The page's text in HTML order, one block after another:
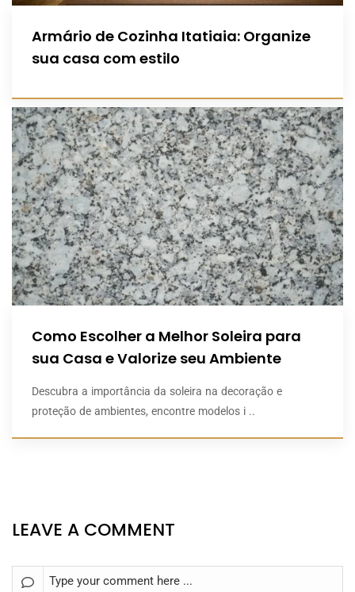
Armário de Cozinha Itatiaia: Organize
sua casa com estilo
Como Escolher a Melhor Soleira para
sua Casa e Valorize seu Ambiente
Descubra a importância da soleira na decoração e
proteção de ambientes, encontre modelos i ..
LEAVE A COMMENT